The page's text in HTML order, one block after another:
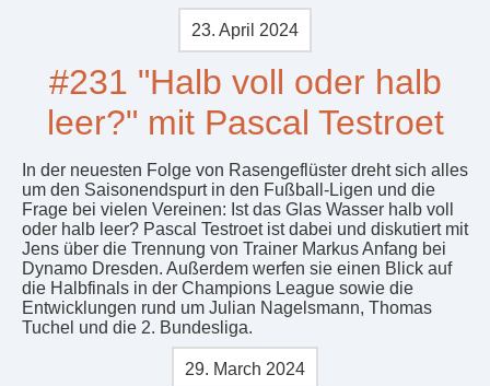
23. April 2024
#231 "Halb voll oder halb
leer?" mit Pascal Testroet
In der neuesten Folge von Rasengeflüster dreht sich alles
um den Saisonendspurt in den Fußball-Ligen und die
Frage bei vielen Vereinen: Ist das Glas Wasser halb voll
oder halb leer? Pascal Testroet ist dabei und diskutiert mit
Jens über die Trennung von Trainer Markus Anfang bei
Dynamo Dresden. Außerdem werfen sie einen Blick auf
die Halbfinals in der Champions League sowie die
Entwicklungen rund um Julian Nagelsmann, Thomas
Tuchel und die 2. Bundesliga.
29. March 2024